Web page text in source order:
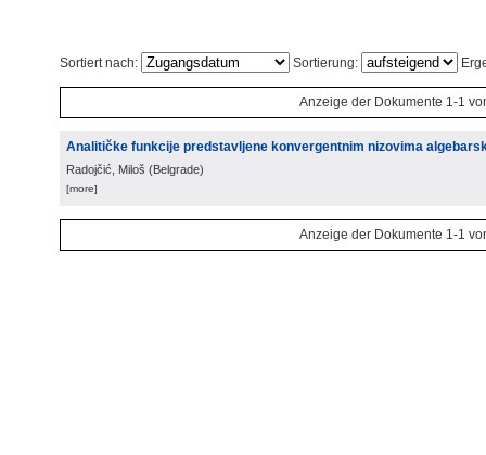
Sortiert nach: Sortierung:
Anzeige der Dokumente 1-1
Analitičke funkcije predstavljene konvergentnim nizovima
Radojčić, Miloš (Belgrade)
[more]
Anzeige der Dokumente 1-1